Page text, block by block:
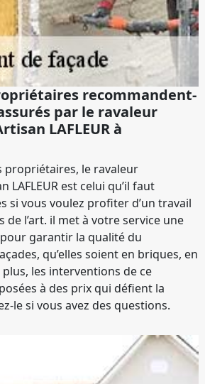
recommandent-
par le ravaleur
LAFLEUR à
propriétaires, le ravaleur
LAFLEUR est celui qu’il faut
si vous voulez profiter d’un travail
de l’art. il met à votre service une
garantir la qualité du
qu’elles soient en briques, en
les interventions de ce
à des prix qui défient la
le si vous avez des questions.